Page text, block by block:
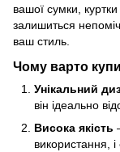
вашої сумки,
залишиться
ваш стиль.
Чому варто
Унікальний
він ідеально
Висока якість
використання,